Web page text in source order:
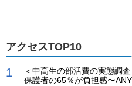
アクセスTOP10
＜中高生の部活費の実態調
保護者の65％が負担感〜